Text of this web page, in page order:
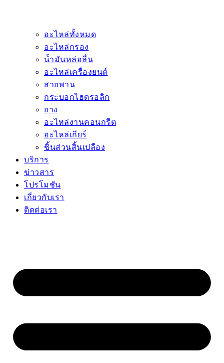
อะไหล่ทั้งหมด
อะไหล่กรอง
น้ำมันหล่อลื่น
อะไหล่เครื่องยนต์
สายพาน
กระบอกไฮดรอลิก
ยาง
อะไหล่งานคอนกรีต
อะไหล่เกียร์
ชิ้นส่วนสิ้นเปลือง
บริการ
ข่าวสาร
โปรโมชัน
เกี่ยวกับเรา
ติดต่อเรา